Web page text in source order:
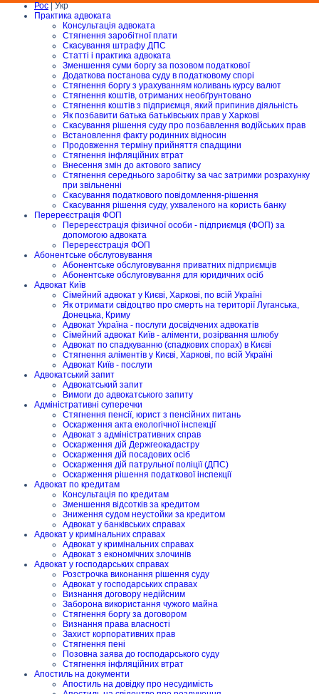
Рос| Укр
Практика адвоката
Консультація адвоката
Стягнення заробітної плати
Скасування штрафу ДПС
Статті і практика адвоката
Зменшення суми боргу за позовом податкової
Додаткова постанова суду в податковому спорі
Стягнення боргу з урахуванням коливань курсу валют
Стягнення коштів, отриманих необґрунтовано
Стягнення коштів з підприємця, який припинив діяльність
Як позбавити батька батьківських прав у Харкові
Скасування рішення суду про позбавлення водійських прав
Встановлення факту родинних відносин
Продовження терміну прийняття спадщини
Стягнення інфляційних втрат
Внесення змін до актового запису
Стягнення середнього заробітку за час затримки розрахунку
при звільненні
Скасування податкового повідомлення-рішення
Скасування рішення суду, ухваленого на користь банку
Перереєстрація ФОП
Перереєстрація фізичної особи - підприємця (ФОП) за
допомогою адвоката
Перереєстрація ФОП
Абонентське обслуговування
Абонентське обслуговування приватних підприємців
Абонентське обслуговування для юридичних осіб
Адвокат Київ
Сімейний адвокат у Києві, Харкові, по всій Україні
Як отримати свідоцтво про смерть на території Луганська,
Донецька, Криму
Адвокат Україна - послуги досвідчених адвокатів
Сімейний адвокат Київ - аліменти, розірвання шлюбу
Адвокат по спадкуванню (спадкових спорах) в Києві
Стягнення аліментів у Києві, Харкові, по всій Україні
Адвокат Київ - послуги
Адвокатський запит
Адвокатський запит
Вимоги до адвокатського запиту
Адміністративні суперечки
Стягнення пенсії, юрист з пенсійних питань
Оскарження акта екологічної інспекції
Адвокат з адміністративних справ
Оскарження дій Держгеокадастру
Оскарження дій посадових осіб
Оскарження дій патрульної поліції (ДПС)
Оскарження рішення податкової інспекції
Адвокат по кредитам
Консультація по кредитам
Зменшення відсотків за кредитом
Зниження судом неустойки за кредитом
Адвокат у банківських справах
Адвокат у кримінальних справах
Адвокат у кримінальних справах
Адвокат з економічних злочинів
Адвокат у господарських справах
Розстрочка виконання рішення суду
Адвокат у господарських справах
Визнання договору недійсним
Заборона використання чужого майна
Стягнення боргу за договором
Визнання права власності
Захист корпоративних прав
Стягнення пені
Позовна заява до господарського суду
Стягнення інфляційних втрат
Апостиль на документи
Апостиль на довідку про несудимість